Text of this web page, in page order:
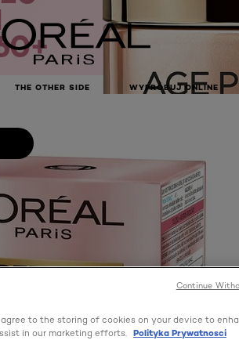
THE OTHER SIDE WYPRÓBUJ ONLINE
to the storing of cookies on your device to
in our marketing efforts.
Polityka Prywatnosci
Continue